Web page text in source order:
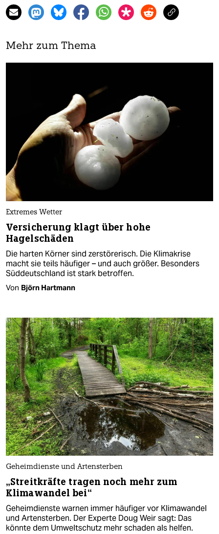
Mehr zum Thema
Extremes Wetter
Versicherung klagt über hohe
Hagelschäden
Die harten Körner sind zerstörerisch. Die Klimakrise
macht sie teils häufiger – und auch größer. Besonders
Süddeutschland ist stark betroffen.
Von Björn Hartmann
Geheimdienste und Artensterben
„Streitkräfte tragen noch mehr zum
Klimawandel bei“
Geheimdienste warnen immer häufiger vor Klimawandel
und Artensterben. Der Experte Doug Weir sagt: Das
könnte dem Umweltschutz mehr schaden als helfen.